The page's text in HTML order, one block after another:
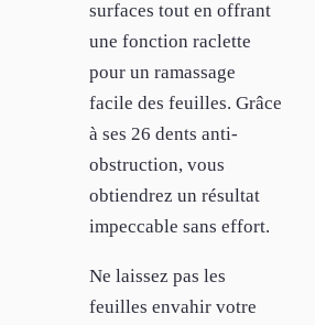
surfaces tout en offrant
une fonction raclette
pour un ramassage
facile des feuilles. Grâce
à ses 26 dents anti-
obstruction, vous
obtiendrez un résultat
impeccable sans effort.
Ne laissez pas les
feuilles envahir votre